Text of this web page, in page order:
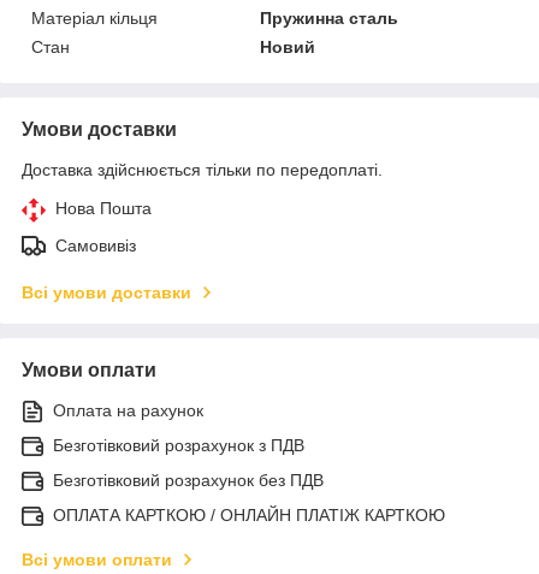
Матеріал кільця
Пружинна сталь
Стан
Новий
Умови доставки
Доставка здійснюється тільки по передоплаті.
Нова Пошта
Самовивіз
Всі умови доставки
Умови оплати
Оплата на рахунок
Безготівковий розрахунок з ПДВ
Безготівковий розрахунок без ПДВ
ОПЛАТА КАРТКОЮ / ОНЛАЙН ПЛАТІЖ КАРТКОЮ
Всі умови оплати